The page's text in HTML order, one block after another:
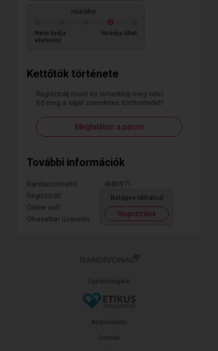
Kettőtök története
Regisztrálj most és ismerkedj meg vele!
Írd meg a saját szerelmes történetedet!
Megtalálom a párom
További információk
Randiazonosító:
4680971
Regisztrált:
Online volt:
Olvasatlan üzenetei:
Belépve láthatod
Regisztrálok
Háziállat
Nem tudja
elviselni
Imádja őket
Ügyfélszolgálat
Adatvédelem
Cookiek